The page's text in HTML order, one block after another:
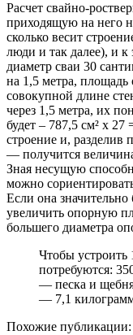
Расчет свайно-
приходящую на него
сколько весит
люди и так далее), и
диаметр сваи 30
на 1,5 метра,
совокупной длине
через 1,5 метра, их
будет – 787,5 см² х 27
строение и, разделив
— получится
Зная несущую
можно
Если она
увеличить опорную
большего диаметра
Чтобы устроить
потребуются:
— песка и
— 7,1
Похожие публикации: